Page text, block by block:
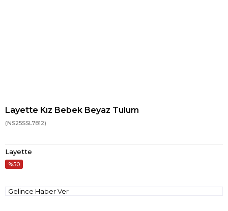
Layette Kız Bebek Beyaz Tulum
(NS25SSL7812)
Layette
50
Gelince Haber Ver